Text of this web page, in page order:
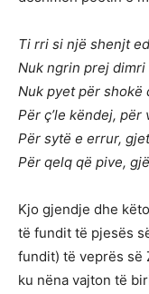
Ti rri si një shenjt
Nuk ngrin prej
Nuk pyet për shokë
Për ç’le këndej, për
Për sytë e errur,
Për qelq që pive,
Kjo gjendje dhe
të fundit të pjesës
fundit) të veprës së
ku nëna vajton të